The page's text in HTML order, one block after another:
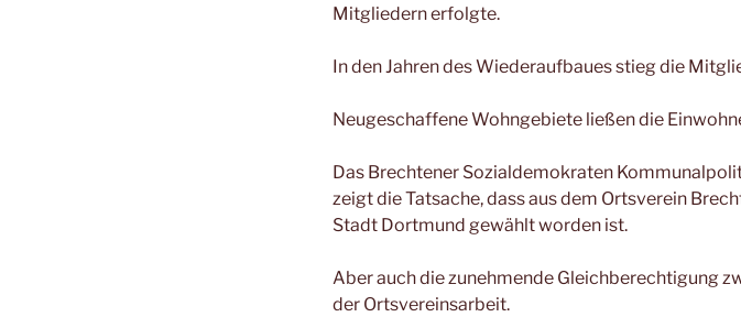
Mitgliedern erfolgte.
In den Jahren des Wiederaufbaues stieg die
Neugeschaffene Wohngebiete ließen die
Das Brechtener Sozialdemokraten
zeigt die Tatsache, dass aus dem Ortsverein
Stadt Dortmund gewählt worden ist.
Aber auch die zunehmende Gleichberechtigung
der Ortsvereinsarbeit.